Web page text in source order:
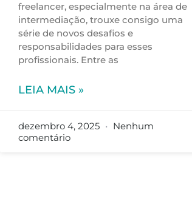
freelancer, especialmente na área de
intermediação, trouxe consigo uma
série de novos desafios e
responsabilidades para esses
profissionais. Entre as
LEIA MAIS »
dezembro 4, 2025
Nenhum
comentário